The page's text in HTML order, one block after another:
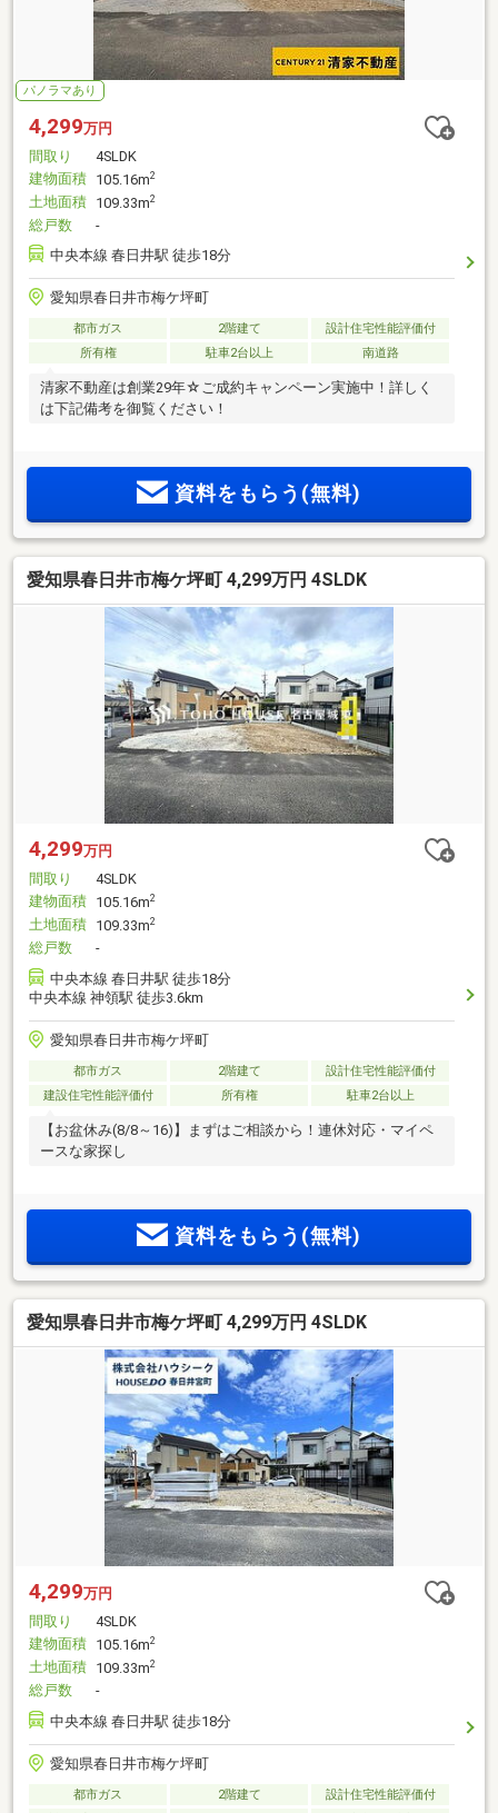
パノラマあり
4,299万円
間取り
4SLDK
建物面積 105.16m2
土地面積 109.33m2
総戸数
-
中央本線 春日井駅 徒歩18分
愛知県春日井市梅ケ坪町
都市ガス 2階建て
設計住宅性能評価付
所有権
駐車2台以上 南道路
清家不動産は創業29年☆ご成約キャンペーン実施中！詳しく
は下記備考を御覧ください！
資料をもらう(無料)
愛知県春日井市梅ケ坪町 4,299万円 4SLDK
4,299万円
間取り
4SLDK
建物面積 105.16m2
土地面積 109.33m2
総戸数
-
中央本線 春日井駅 徒歩18分
中央本線 神領駅 徒歩3.6km
愛知県春日井市梅ケ坪町
都市ガス 2階建て
設計住宅性能評価付
建設住宅性能評価付
所有権 駐車2台以上
【お盆休み(8/8～16)】まずはご相談から！連休対応・マイペ
ースな家探し
資料をもらう(無料)
愛知県春日井市梅ケ坪町 4,299万円 4SLDK
4,299万円
間取り
4SLDK
建物面積 105.16m2
土地面積 109.33m2
総戸数
-
中央本線 春日井駅 徒歩18分
愛知県春日井市梅ケ坪町
都市ガス 2階建て
設計住宅性能評価付